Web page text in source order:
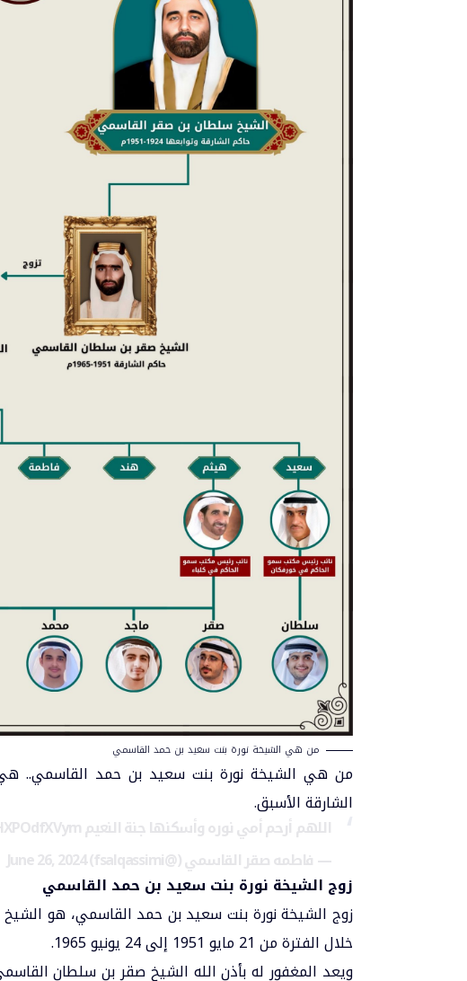
من هي الشيخة نورة بنت سعيد بن حمد القاسمي
من هي الشيخة نورة بنت سعيد بن حمد القاسمي..
الشارقة الأسبق.
اللهم أرحم أمي نوره وأسكنها جنة النعيم
— فاطمه صقر القاسمي (@fsalqassimi)
June 26, 2024
زوج الشيخة نورة بنت سعيد بن حمد القاسمي
زوج الشيخة نورة بنت سعيد بن حمد القاسمي، هو
خلال الفترة من 21 مايو 1951 إلى 24 يونيو 1965.